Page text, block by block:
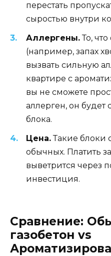
перестать
сыростью внутри
Аллергены.То,
(например, запах
вызвать сильную
квартире с
вы не сможете
аллерген, он будет
блока.
Цена.Такие блоки
обычных. Платить
выветрится через
инвестиция.
Сравнение:
газобетон vs